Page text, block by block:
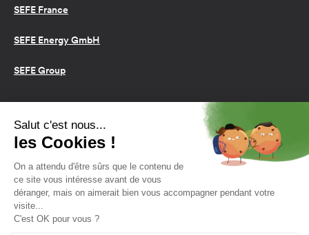
SEFE France
SEFE Energy GmbH
SEFE Group
Conditions d’utilisation
Cookies